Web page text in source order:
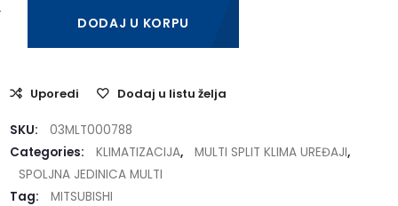
DODAJ U KORPU
Uporedi Dodaj u listu želja
SKU:
03MLT000788
Categories:
KLIMATIZACIJA, MULTI SPLIT KLIMA UREĐAJI,
SPOLJNA JEDINICA MULTI
Tag:
MITSUBISHI